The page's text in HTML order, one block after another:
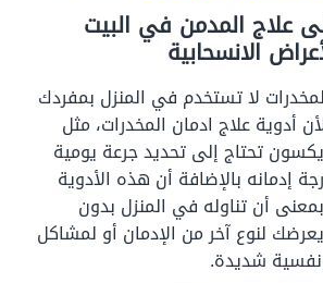
علاج المدمن في البيت
الانسحابية
لا تستخدم في المنزل بمفردك
أدوية علاج ادمان المخدرات، مثل
تحتاج إلى تحديد جرعة يومية
إدمانه بالإضافة أن هذه الأدوية
أن تناوله في المنزل بدون
لنوع آخر من الإدمان أو لمشاكل
شديدة.